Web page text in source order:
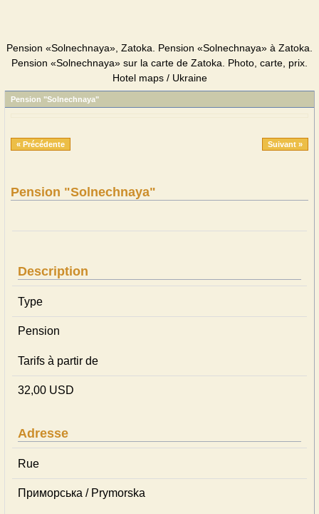
Pension «Solnechnaya», Zatoka. Pension «Solnechnaya» à Zatoka.
Pension «Solnechnaya» sur la carte de Zatoka. Photo, carte, prix.
Hotel maps / Ukraine
Pension "Solnechnaya"
« Précédente Suivant »
Pension "Solnechnaya"
Description
Type
Pension
Tarifs à partir de
32,00 USD
Adresse
Rue
Приморська / Prymorska